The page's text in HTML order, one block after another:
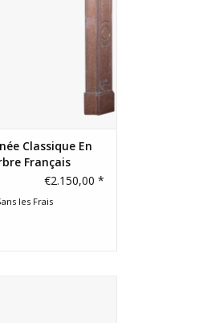
Classique En
Français
€2.150,00 *
les Frais